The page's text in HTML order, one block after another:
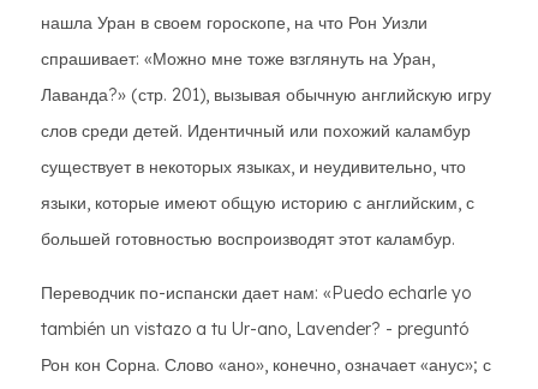
нашла Уран в своем гороскопе, на что Рон Уизли
спрашивает: «Можно мне тоже взглянуть на Уран,
Лаванда?» (стр. 201), вызывая обычную английскую игру
слов среди детей. Идентичный или похожий каламбур
существует в некоторых языках, и неудивительно, что
языки, которые имеют общую историю с английским, с
большей готовностью воспроизводят этот каламбур.
Переводчик по-испански дает нам: «Puedo echarle yo
también un vistazo a tu Ur-ano, Lavender? - preguntó
Рон кон Сорна. Слово «ано», конечно, означает «анус»; с